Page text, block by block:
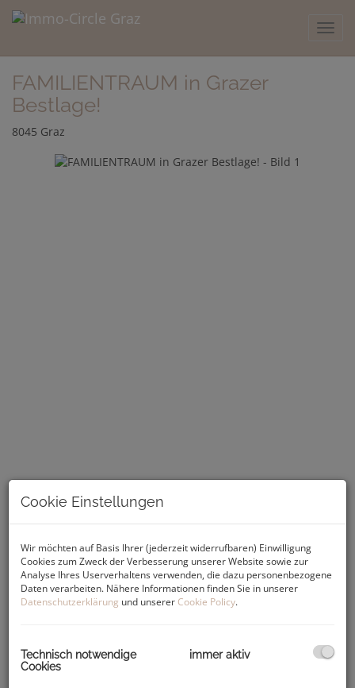
FAMILIENTRAUM in Grazer
Bestlage!
8045 Graz
Beschreibung
Sie sind auf der Suche nach einem eigenen Haus, welches
Ihnen und Ihrer Familie eine hohe Wohn- und
Lebensqualität bietet in einem der beliebtesten Stadtteile
Das gepflegte Wohnhaus (perfekt geeignet auch als
Cookie Einstellungen
Wir möchten auf Basis Ihrer (jederzeit widerrufbaren) Einwilligung
Cookies zum Zweck der Verbesserung unserer Website sowie zur
Analyse Ihres Userverhaltens verwenden, die dazu personenbezogene
Daten verarbeiten. Nähere Informationen finden Sie in unserer
Datenschutzerklärung und unserer Cookie Policy.
Technisch notwendige
Cookies
immer aktiv